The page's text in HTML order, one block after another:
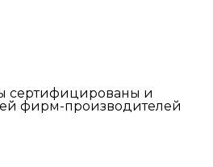
сертифицированы и
фирм-производителей